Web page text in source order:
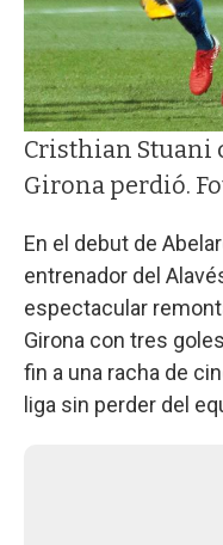
Cristhian Stuani
Girona perdió.
En el debut de
entrenador del
espectacular
Girona con tres
fin a una racha de
liga sin perder del